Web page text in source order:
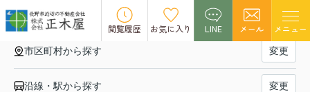
閲覧履歴 お気に入り LINE メール メニュー
【賃貸】「メゾネット」の一覧
市区町村から探す 変更
沿線・駅から探す 変更